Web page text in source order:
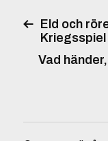
Eld och
Kriegsspiel
Vad